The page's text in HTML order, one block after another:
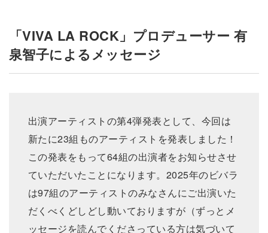
「VIVA LA ROCK」プロデューサー 有
泉智子によるメッセージ
出演アーティストの第4弾発表として、今回は
新たに23組ものアーティストを発表しました！
この発表をもって64組の出演者をお知らせさせ
ていただいたことになります。2025年のビバラ
は97組のアーティストのみなさんにご出演いた
だくべくどしどし動いておりますが（ずっとメ
ッセージを読んでくださっている⽅は気づいて